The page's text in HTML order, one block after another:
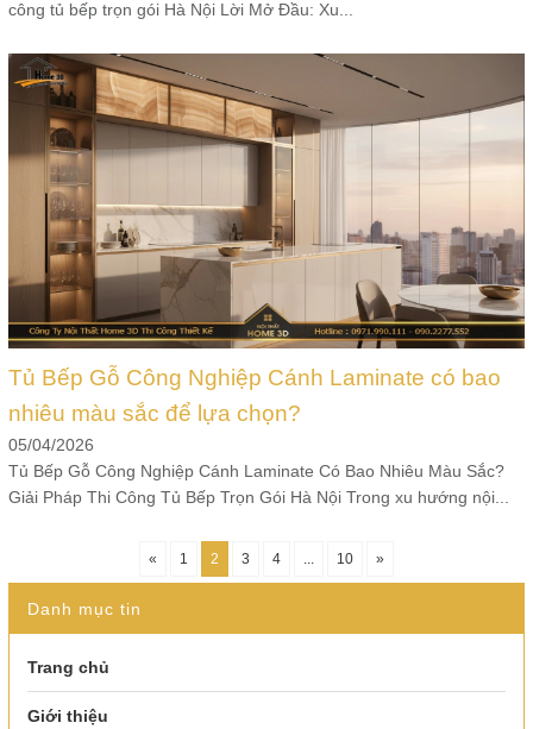
công tủ bếp trọn gói Hà Nội Lời Mở Đầu: Xu...
Tủ Bếp Gỗ Công Nghiệp Cánh Laminate có bao
nhiêu màu sắc để lựa chọn?
05/04/2026
Tủ Bếp Gỗ Công Nghiệp Cánh Laminate Có Bao Nhiêu Màu Sắc?
Giải Pháp Thi Công Tủ Bếp Trọn Gói Hà Nội Trong xu hướng nội...
« 1 2 3 4 ... 10 »
Danh mục tin
Trang chủ
Giới thiệu